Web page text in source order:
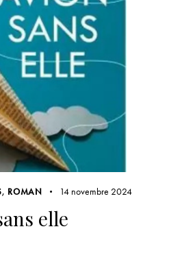
, ROMAN 14 novembre 2024
elle